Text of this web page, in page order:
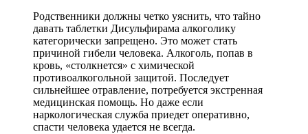
Родственники должны четко уяснить, что тайно
давать таблетки Дисульфирама алкоголику
категорически запрещено. Это может стать
причиной гибели человека. Алкоголь, попав в
кровь, «столкнется» с химической
противоалкогольной защитой. Последует
сильнейшее отравление, потребуется экстренная
медицинская помощь. Но даже если
наркологическая служба приедет оперативно,
спасти человека удается не всегда.